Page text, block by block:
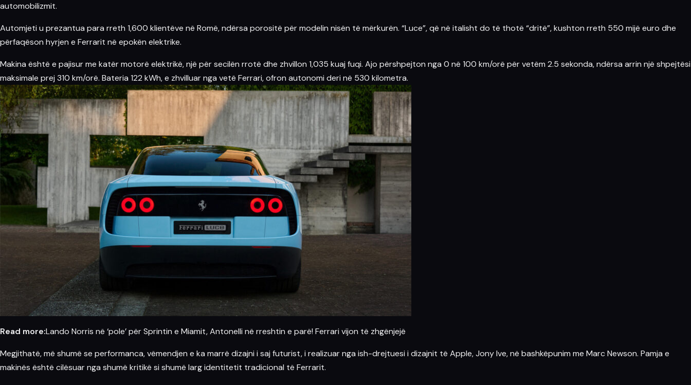
automobilizmit.
Automjeti u prezantua para rreth 1,600 klientëve në Romë, ndërsa porositë për modelin nisën të mërkurën. “Luce”, që në italisht do të thotë “dritë”, kushton rreth 550 mijë euro dhe
përfaqëson hyrjen e Ferrarit në epokën elektrike.
Makina është e pajisur me katër motorë elektrikë, një për secilën rrotë dhe zhvillon 1,035 kuaj fuqi. Ajo përshpejton nga 0 në 100 km/orë për vetëm 2.5 sekonda, ndërsa arrin një shpejtësi
maksimale prej 310 km/orë. Bateria 122 kWh, e zhvilluar nga vetë Ferrari, ofron autonomi deri në 530 kilometra.
Read more:Lando Norris në ‘pole’ për Sprintin e Miamit, Antonelli në rreshtin e parë! Ferrari vijon të zhgënjejë
Megjithatë, më shumë se performanca, vëmendjen e ka marrë dizajni i saj futurist, i realizuar nga ish-drejtuesi i dizajnit të Apple, Jony Ive, në bashkëpunim me Marc Newson. Pamja e
makinës është cilësuar nga shumë kritikë si shumë larg identitetit tradicional të Ferrarit.